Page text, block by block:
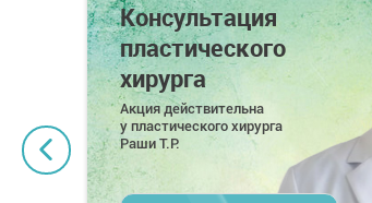
Консультация
пластического
хирурга
Акция действительна
у пластического хирурга
Раши Т.Р.